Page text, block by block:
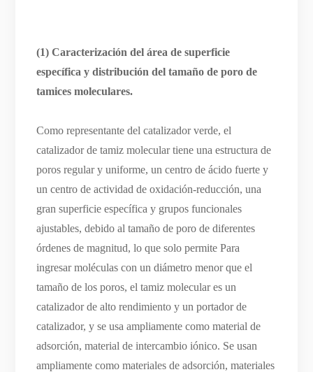
(1) Caracterización del área de superficie
específica y distribución del tamaño de poro de
tamices moleculares.
Como representante del catalizador verde, el
catalizador de tamiz molecular tiene una estructura de
poros regular y uniforme, un centro de ácido fuerte y
un centro de actividad de oxidación-reducción, una
gran superficie específica y grupos funcionales
ajustables, debido al tamaño de poro de diferentes
órdenes de magnitud, lo que solo permite Para
ingresar moléculas con un diámetro menor que el
tamaño de los poros, el tamiz molecular es un
catalizador de alto rendimiento y un portador de
catalizador, y se usa ampliamente como material de
adsorción, material de intercambio iónico. Se usan
ampliamente como materiales de adsorción, materiales